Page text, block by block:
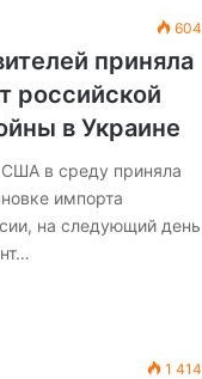
604
приняла
российской
в Украине
США в среду приняла
импорта
на следующий день
1 414